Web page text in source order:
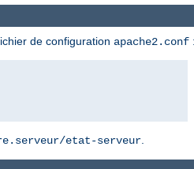
de configuration apache2.conf :
etat-serveur